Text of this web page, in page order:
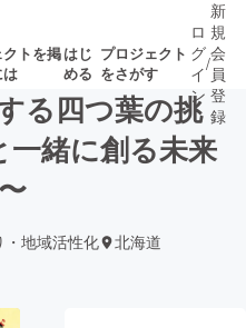
トを掲はじ
める
プロジェクト
をさがす
募集終了が近いプ
ロ
グ
イ
ン
/
新
規
会
員
登
録
る四つ葉の挑
緒に創る未来
・地域活性化 北海道